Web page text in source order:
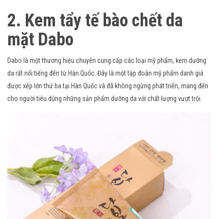
2. Kem tẩy tế bào chết da
mặt Dabo
Dabo là một thương hiệu chuyên cung cấp các loại mỹ phẩm, kem dưỡng
da rất nổi tiếng đến từ Hàn Quốc. Đây là một tập đoàn mỹ phẩm danh giá
được xếp lớn thứ ba tại Hàn Quốc và đã không ngừng phát triển, mang đến
cho người tiêu dùng những sản phẩm dưỡng da với chất lượng vượt trội.